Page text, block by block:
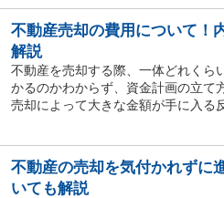
不動産売却の費用について！
解説
不動産を売却する際、一体どれくら
かるのかわからず、資金計画の立て
売却によって大きな金額が手に入る
不動産の売却を気付かれずに
いても解説